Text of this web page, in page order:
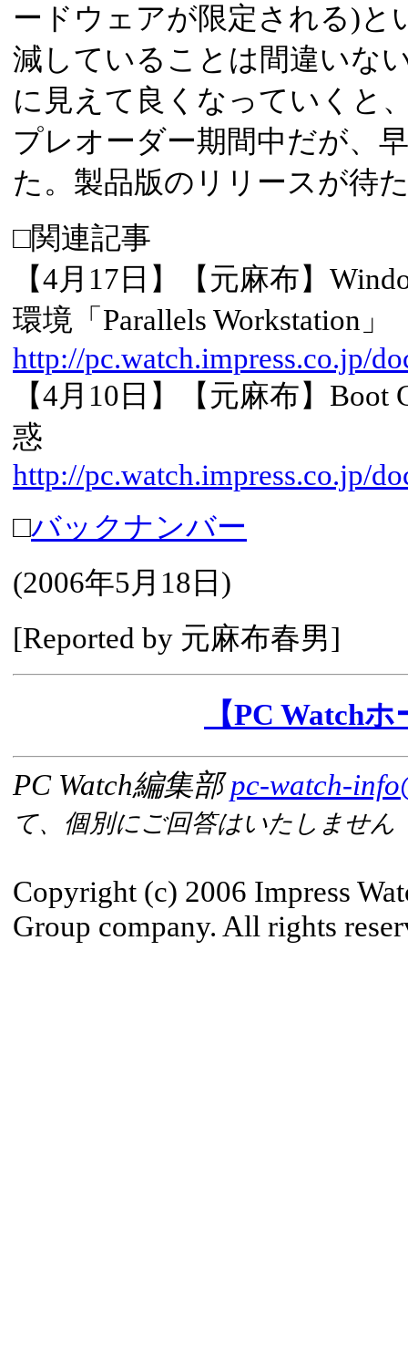
ードウェアが限定される)と
減していることは間違いな
に見えて良くなっていくと
プレオーダー期間中だが、
た。製品版のリリースが待
□関連記事
【4月17日】【元麻布】
環境「Parallels Workstation」
http://pc.watch.impress.co.jp/
【4月10日】【元麻布】
惑
http://pc.watch.impress.co.jp/
□バックナンバー
(2006年5月18日 )
[Reported by 元麻布春男]
【PC Watch
PC Watch編集部pc-watch-
て、個別にご回答はいたしません
Copyright (c) 2006 Impress
Group company. All rights